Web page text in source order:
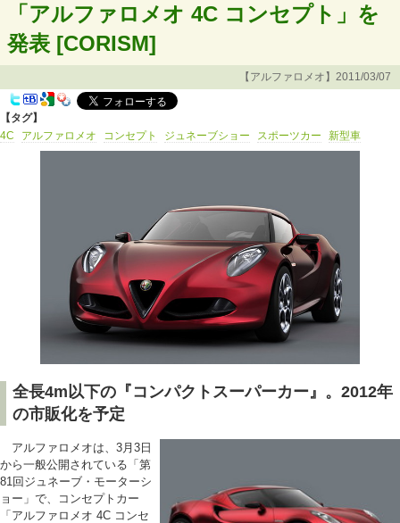
「アルファロメオ 4C コンセプト」を
発表 [CORISM]
【アルファロメオ】2011/03/07
【タグ】
4C
アルファロメオ コンセプト ジュネーブショー スポーツカー 新型車
全長4m以下の『コンパクトスーパーカー』。2012年
の市販化を予定
アルファロメオは、3月3日
から一般公開されている「第
81回ジュネーブ・モーターシ
ョー」で、コンセプトカー
「アルファロメオ 4C コンセ